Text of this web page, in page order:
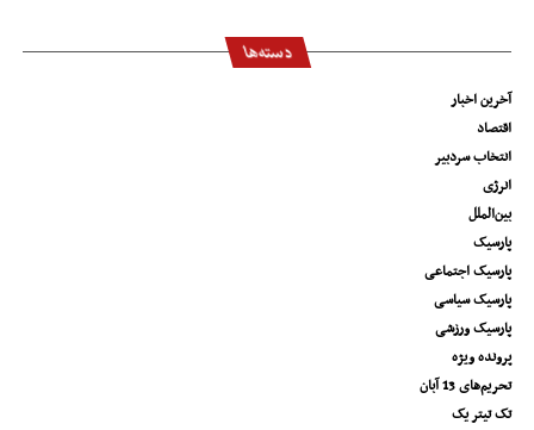
دسته‌ها
آخرین اخبار
اقتصاد
انتخاب سردبیر
انرژی
بین‌الملل
پارسیک
پارسیک اجتماعی
پارسیک سیاسی
پارسیک ورزشی
پرونده ویژه
تحریم‌های 13 آبان
تک تیتر یک